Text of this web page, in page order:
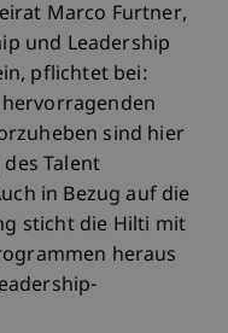
Marco Furtner,
und Leadership
pflichtet bei:
sind hier
Talent
in Bezug auf die
sticht die Hilti mit
heraus